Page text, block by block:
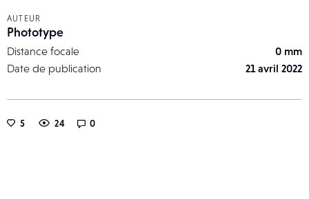
AUTEUR
Phototype
Distance focale
0 mm
Date de publication
21 avril 2022
5 24 0